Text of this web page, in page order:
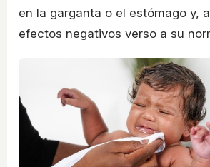
en la garganta o el estómago y,
efectos negativos verso a su